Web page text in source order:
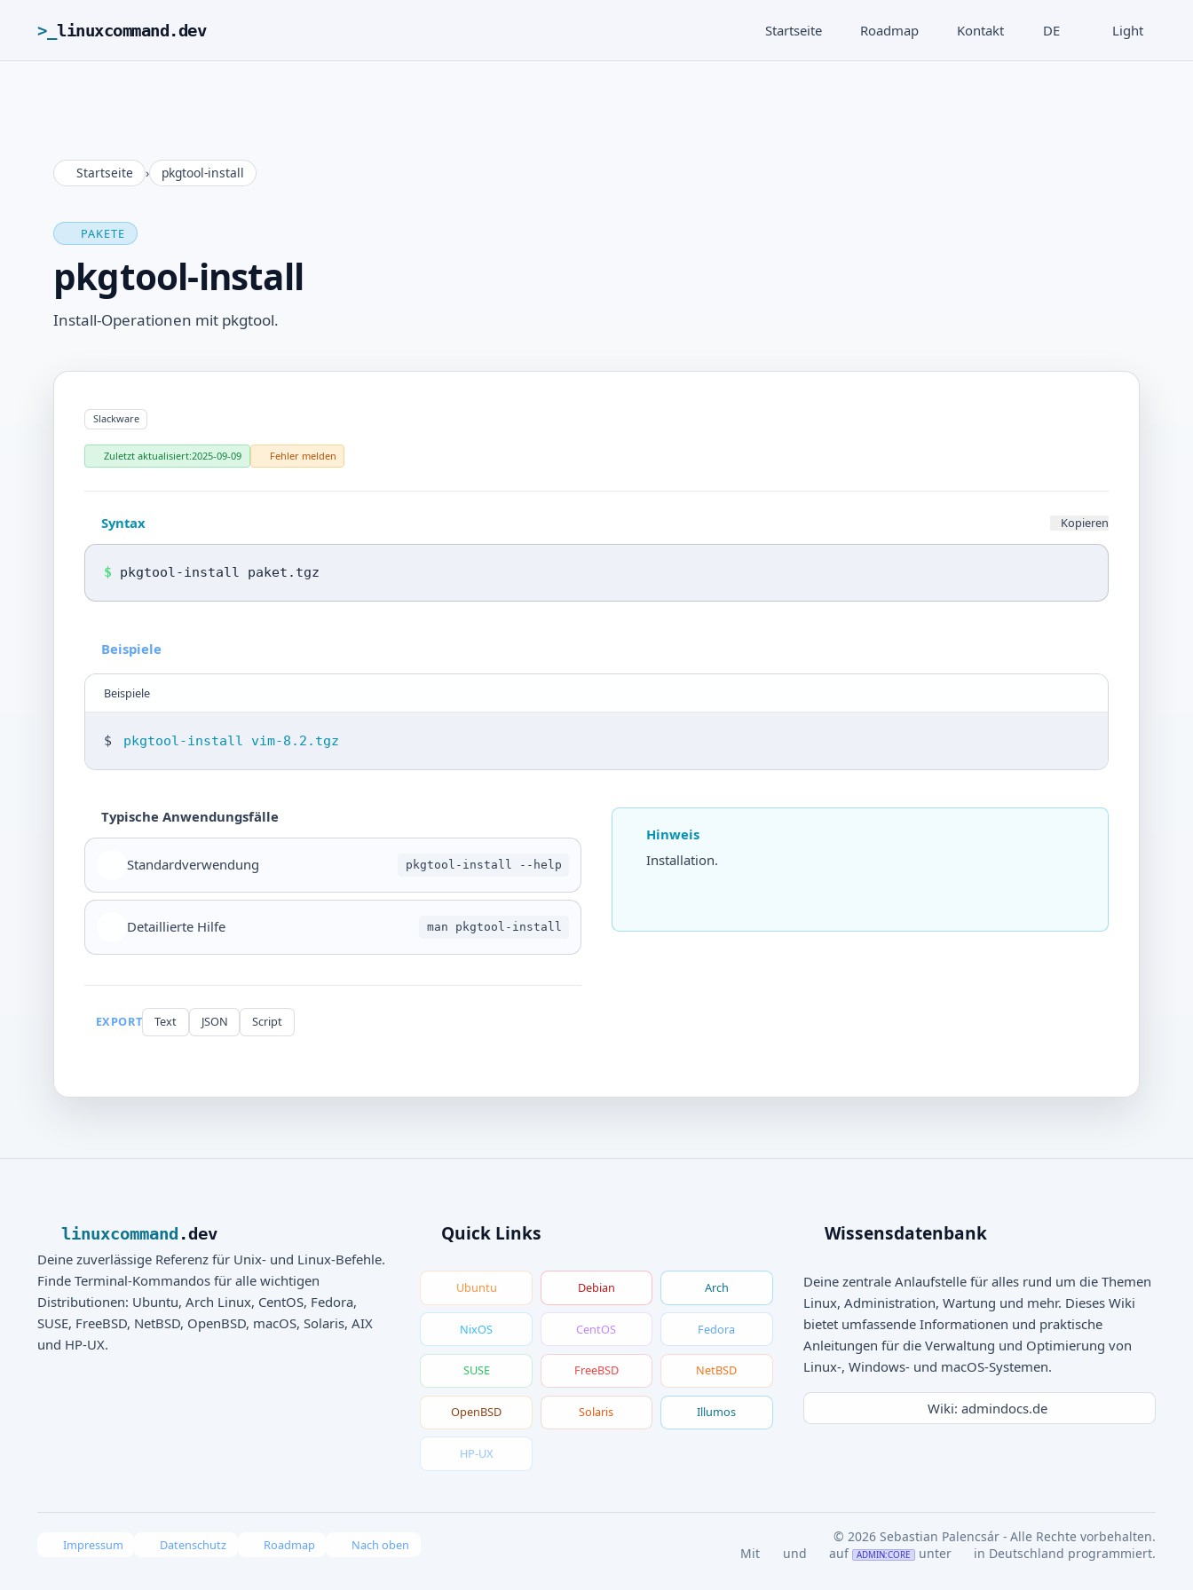
>_ linuxcommand.dev Startseite Roadmap Kontakt DE Light
Startseite › pkgtool-install
PAKETE
pkgtool-install
Install-Operationen mit pkgtool.
Slackware
Zuletzt aktualisiert:2025-09-09 Fehler melden
Syntax Kopieren
$ pkgtool-install paket.tgz
Beispiele
Beispiele
$ pkgtool-install vim-8.2.tgz
Typische Anwendungsfälle
Standardverwendung pkgtool-install --help
Detaillierte Hilfe man pkgtool-install
Hinweis
Installation.
EXPORT Text JSON Script
linuxcommand .dev
Deine zuverlässige Referenz für Unix- und Linux-Befehle.
Finde Terminal-Kommandos für alle wichtigen
Distributionen: Ubuntu, Arch Linux, CentOS, Fedora,
SUSE, FreeBSD, NetBSD, OpenBSD, macOS, Solaris, AIX
und HP-UX.
Quick Links
Ubuntu Debian Arch
NixOS CentOS Fedora
SUSE FreeBSD NetBSD
OpenBSD Solaris Illumos
HP-UX
Wissensdatenbank
Deine zentrale Anlaufstelle für alles rund um die Themen
Linux, Administration, Wartung und mehr. Dieses Wiki
bietet umfassende Informationen und praktische
Anleitungen für die Verwaltung und Optimierung von
Linux-, Windows- und macOS-Systemen.
Wiki: admindocs.de
Impressum Datenschutz Roadmap Nach oben
© 2026 Sebastian Palencsár - Alle Rechte vorbehalten.
Mit
und auf ADMIN:CORE unter in Deutschland programmiert.